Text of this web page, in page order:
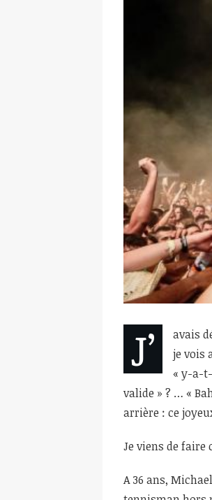
J’
avais
je vois
« y-a-t-
valide » ? … «
arrière : ce
Je viens de faire
A 36 ans,